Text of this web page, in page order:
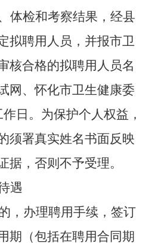
体检和考察结果，经县
拟聘用人员，并报市卫
核合格的拟聘用人员名
网、怀化市卫生健康委
作日。为保护个人权益，
须署真实姓名书面反映
据，否则不予受理。
遇
，办理聘用手续，签订
期（包括在聘用合同期